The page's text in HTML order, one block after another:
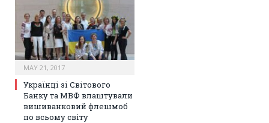
MAY 21, 2017
Українці зі Світового
Банку та МВФ влаштували
вишиванковий флешмоб
по всьому світу